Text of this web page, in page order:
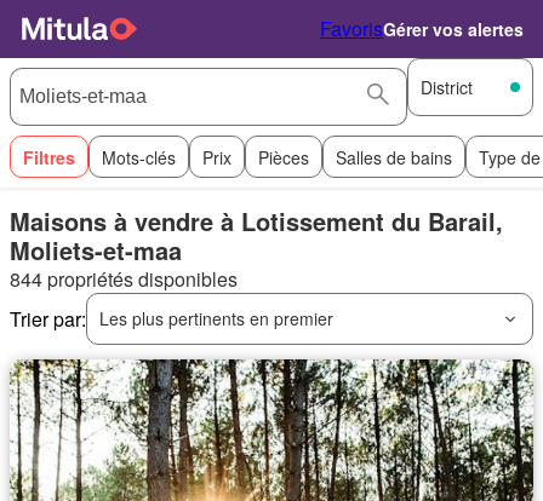
FavorisGérer vos alertes
District
Filtres Mots-clés Prix Pièces Salles de bains Type
Maisons à vendre à Lotissement du Barail,
Moliets-et-maa
844 propriétés disponibles
Trier par:
Les plus pertinents en premier